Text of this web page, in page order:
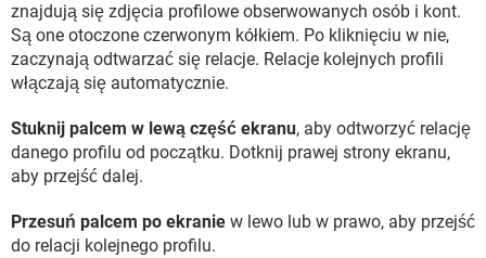
znajdują się zdjęcia profilowe obserwowanych osób i kont.
Są one otoczone czerwonym kółkiem. Po kliknięciu w nie,
zaczynają odtwarzać się relacje. Relacje kolejnych profili
włączają się automatycznie.
Stuknij palcem w lewą część ekranu, aby odtworzyć relację
danego profilu od początku. Dotknij prawej strony ekranu,
aby przejść dalej.
Przesuń palcem po ekranie w lewo lub w prawo, aby przejść
do relacji kolejnego profilu.